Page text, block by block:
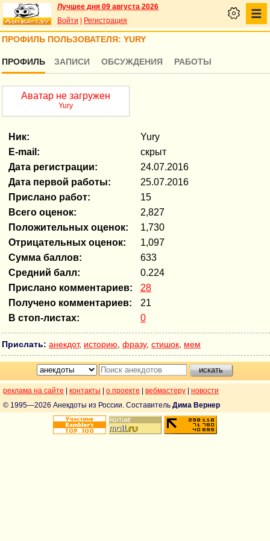
Лучшее дня 09 августа 2026
Войти
Регистрация
ПРОФИЛЬ ПОЛЬЗОВАТЕЛЯ: YURY
ПРОФИЛЬ ЗАПИСИ ОБСУЖДЕНИЯ РАБОТЫ
Аватар не загружен
Yury
Ник:
Yury
E-mail:
скрыт
Дата регистрации:
24.07.2016
Дата первой работы:
25.07.2016
Прислано работ:
15
Всего оценок:
2,827
Положительных оценок:
1,730
Отрицательных оценок:
1,097
Сумма баллов:
633
Средний балл:
0.224
Прислано комментариев:
28
Получено комментариев:
21
В стоп-листах:
0
Прислать: анекдот, историю фразу, стишок мем
реклама на сайте контакты о проекте вебмастеру
новости
© 1995—2026 Анекдоты из России. Составитель Дима Вернер